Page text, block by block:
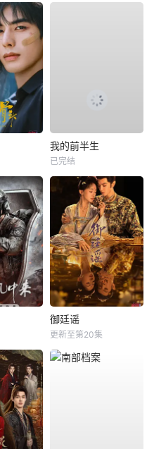
我的前半生
已完结
御廷谣
更新至第20集